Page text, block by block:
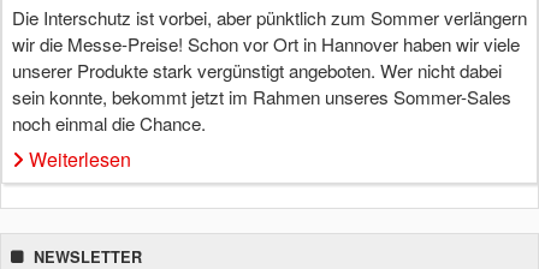
Die Interschutz ist vorbei, aber pünktlich zum Sommer verlängern
wir die Messe-Preise! Schon vor Ort in Hannover haben wir viele
unserer Produkte stark vergünstigt angeboten. Wer nicht dabei
sein konnte, bekommt jetzt im Rahmen unseres Sommer-Sales
noch einmal die Chance.
Weiterlesen
NEWSLETTER